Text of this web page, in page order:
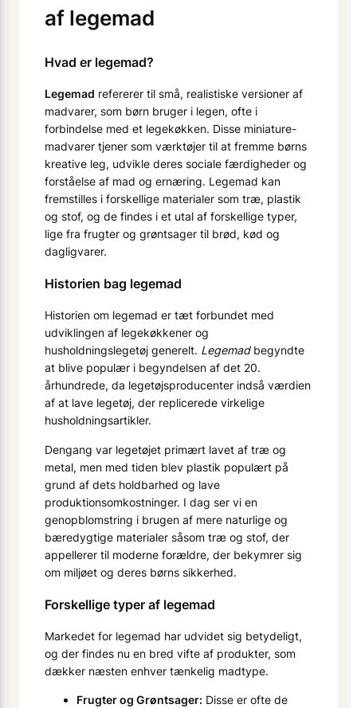
af legemad
Hvad er legemad?
Legemad refererer til små, realistiske versioner af
madvarer, som børn bruger i legen, ofte i
forbindelse med et legekøkken. Disse miniature-
madvarer tjener som værktøjer til at fremme børns
kreative leg, udvikle deres sociale færdigheder og
forståelse af mad og ernæring. Legemad kan
fremstilles i forskellige materialer som træ, plastik
og stof, og de findes i et utal af forskellige typer,
lige fra frugter og grøntsager til brød, kød og
dagligvarer.
Historien bag legemad
Historien om legemad er tæt forbundet med
udviklingen af legekøkkener og
husholdningslegetøj generelt. Legemadbegyndte
at blive populær i begyndelsen af det 20.
århundrede, da legetøjsproducenter indså værdien
af at lave legetøj, der replicerede virkelige
husholdningsartikler.
Dengang var legetøjet primært lavet af træ og
metal, men med tiden blev plastik populært på
grund af dets holdbarhed og lave
produktionsomkostninger. I dag ser vi en
genopblomstring i brugen af mere naturlige og
bæredygtige materialer såsom træ og stof, der
appellerer til moderne forældre, der bekymrer sig
om miljøet og deres børns sikkerhed.
Forskellige typer af legemad
Markedet for legemad har udvidet sig betydeligt,
og der findes nu en bred vifte af produkter, som
dækker næsten enhver tænkelig madtype.
Frugter og Grøntsager: Disse er ofte de